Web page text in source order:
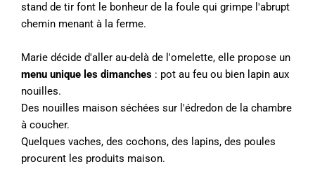
stand de tir font le bonheur de la foule qui grimpe l'abrupt
chemin menant à la ferme.
Marie décide d'aller au-delà de l'omelette, elle propose un
menu unique les dimanches : pot au feu ou bien lapin aux
nouilles.
Des nouilles maison séchées sur l'édredon de la chambre
à coucher.
Quelques vaches, des cochons, des lapins, des poules
procurent les produits maison.